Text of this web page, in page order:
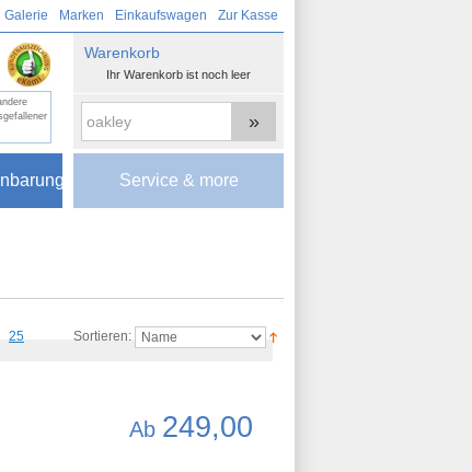
Galerie Marken Einkaufswagen Zur Kasse
»
Warenkorb
Ihr Warenkorb ist noch leer
Service & more
Sortieren:
25
Ab 249,00